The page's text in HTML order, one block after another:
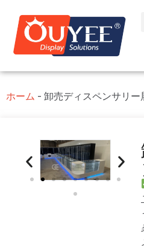
ホーム - 卸売ディスペンサリー